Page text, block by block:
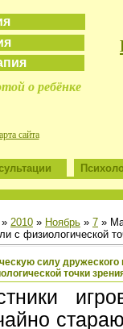
о ребёнке
сайта
» 2010 » Ноябрь » 7 »
с физиологической
силу дружеского
точки